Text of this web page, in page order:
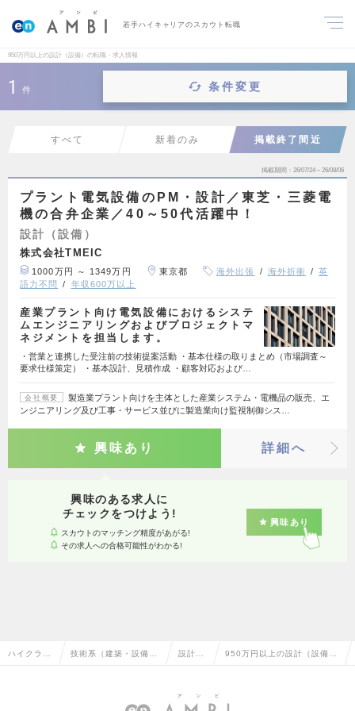
若手ハイキャリアのスカウト転職
950万円以上の設計（設備）の転職・求人情報
1 件 条件変更
すべて 新着のみ 掲載終了間近
掲載期間 26/07/24～26/08/06
プラント電気設備のPM・設計／東芝・三菱電
機の合弁企業／40～50代活躍中！
設計（設備）
株式会社TMEIC
1000万円 ～ 1349万円 東京都 海外出張 海外折衝
英
語力不問
年収600万以上
産業プラント向け電気設備におけるシステ
ムエンジニアリングおよびプロジェクトマ
ネジメントを担当します。
・営業と連携した受注前の技術提案活動 ・基本仕様の取りまとめ（市場調査～
要求仕様策定） ・基本設計、見積作成 ・顧客対応および…
会社概要
製造業プラント向けを主体とした産業システム・電機品の販売、エ
ンジニアリング及び工事・サービス並びに製造業向け監視制御シス…
興味あり 詳細へ
興味のある求人に
チェックをつけよう!
スカウトのマッチング精度があがる!
その求人への合格可能性がわかる!
興味あり
ハイクラス 技術系（建築・設備・ 設計
備）
950万円以上の設計（設備）